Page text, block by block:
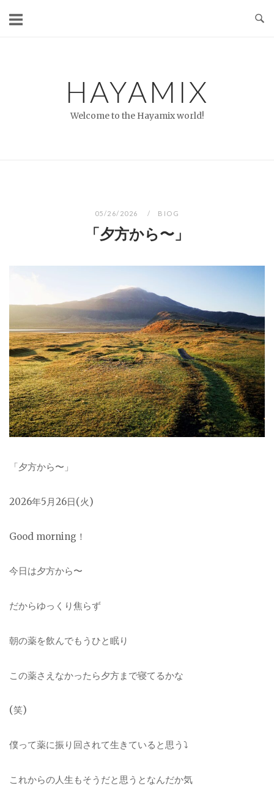
HAYAMIX
Welcome to the Hayamix world!
05/26/2026 BIOG
「夕方から〜」
「夕方から〜」
2026年5月26日(火)
Good morning！
今日は夕方から〜
だからゆっくり焦らず
朝の薬を飲んでもうひと眠り
この薬さえなかったら夕方まで寝てるかな
(笑)
僕って薬に振り回されて生きていると思う⤵︎
これからの人生もそうだと思うとなんだか気